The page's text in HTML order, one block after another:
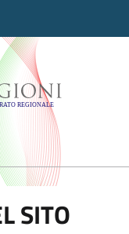
-
SITO